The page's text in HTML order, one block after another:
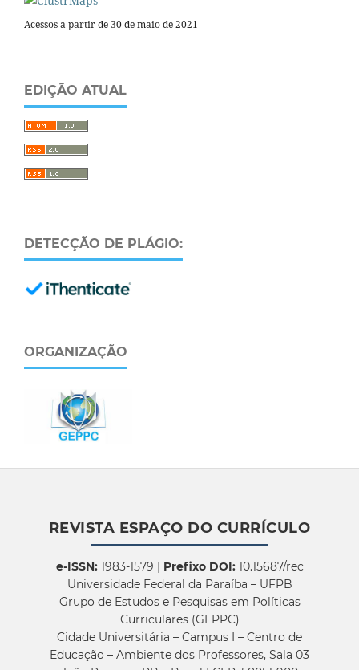
Acessos a partir de 30 de maio de 2021
EDIÇÃO ATUAL
DETECÇÃO DE PLÁGIO:
ORGANIZAÇÃO
REVISTA ESPAÇO DO CURRÍCULO
e-ISSN:1983-1579 | Prefixo DOI:10.15687/rec
Universidade Federal da Paraíba – UFPB
Grupo de Estudos e Pesquisas em Políticas
Curriculares (GEPPC)
Cidade Universitária – Campus I – Centro de
Educação – Ambiente dos Professores, Sala 03